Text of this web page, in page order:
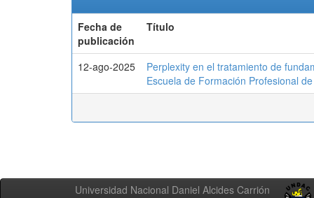
Fecha de
publicación
Título
12-ago-2025
Perplexity en el tratamiento de
Escuela de Formación Profesional
Universidad Nacional Daniel Alcides Carrión